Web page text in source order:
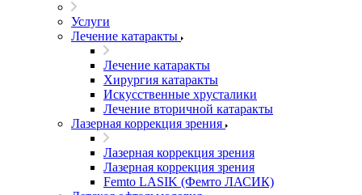
Услуги
Лечение катаракты
Лечение катаракты
Хирургия катаракты
Искусственные хрусталики
Лечение вторичной катаракты
Лазерная коррекция зрения
Лазерная коррекция зрения
Лазерная коррекция зрения
Femto LASIK (Фемто ЛАСИК)